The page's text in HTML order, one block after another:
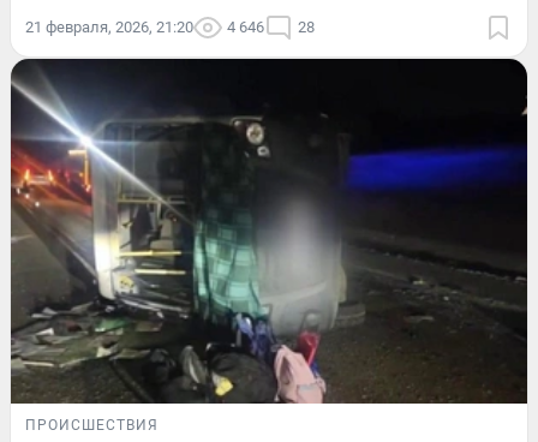
21 февраля, 2026, 21:20 4 646 28
ПРОИСШЕСТВИЯ